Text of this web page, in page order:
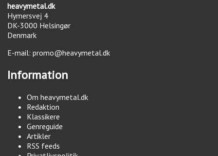
heavymetal.dk
Hymersvej 4
DK-3000 Helsingør
Denmark
E-mail: promo@heavymetal.dk
Information
Om heavymetal.dk
Redaktion
Klassikere
Genreguide
Artikler
RSS feeds